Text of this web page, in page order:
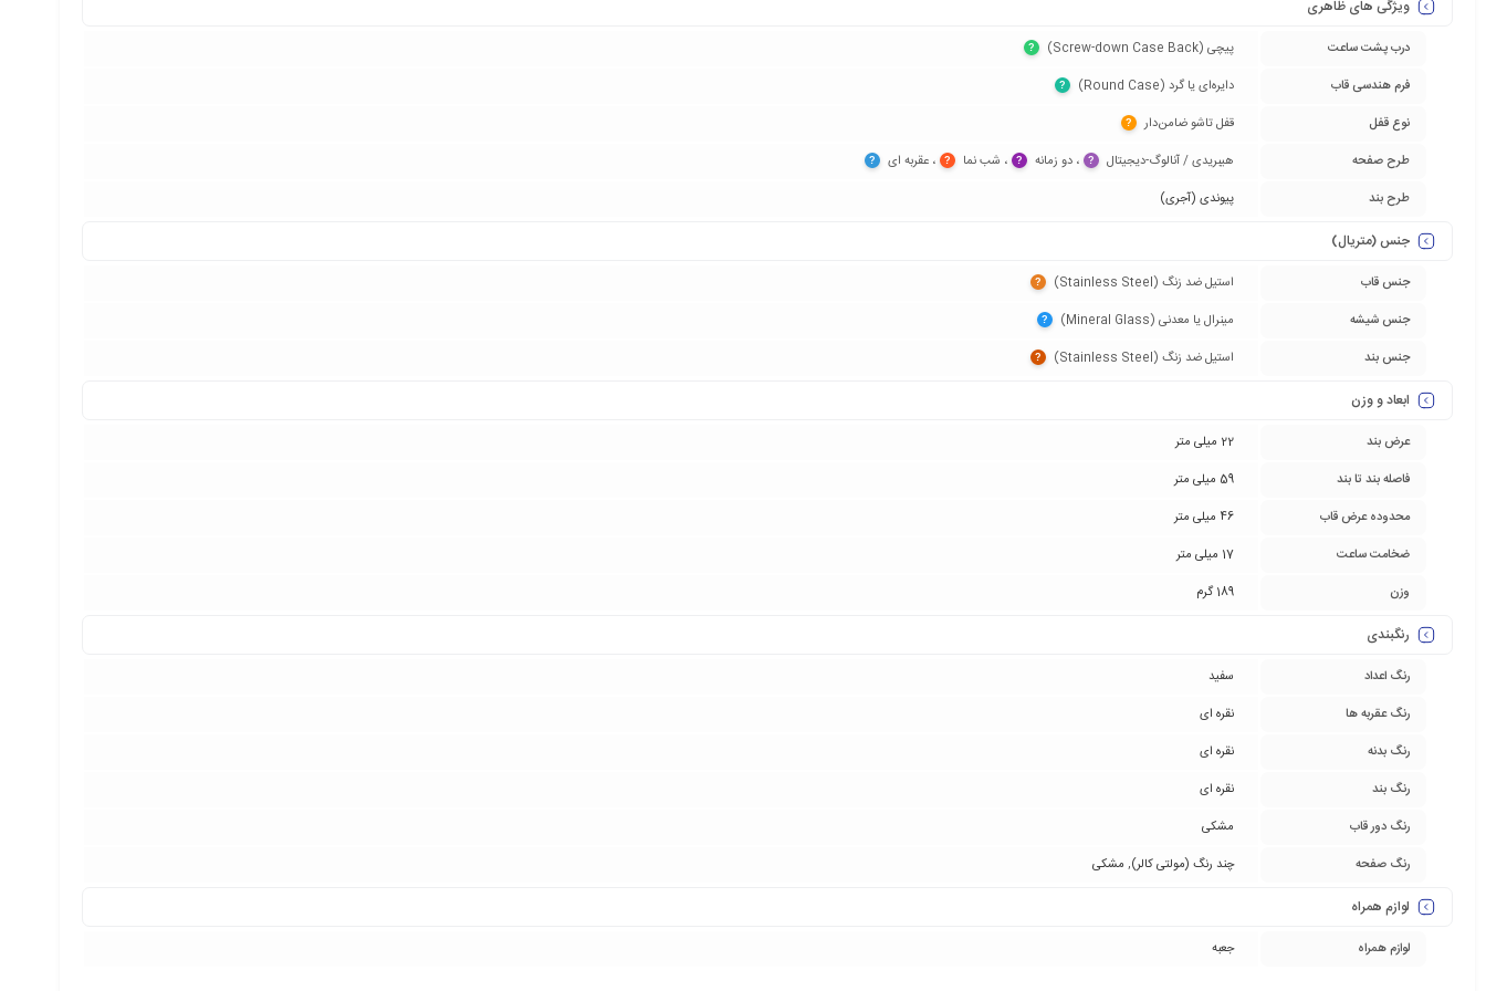
ویژگی های ظاهری
درب پشت ساعت پیچی (Screw-down Case Back)‏ ?
فرم هندسی قاب دایره‌ای یا گرد (Round Case)‏ ?
نوع قفل قفل تاشو ضامن‌دار‏ ?
طرح صفحه هیبریدی / آنالوگ-دیجیتال‏ ? ‏، دو زمانه‏ ? ‏، شب نما‏ ? ‏، عقربه ای‏ ?
طرح بند پیوندی (آجری)
جنس (متریال)
جنس قاب استیل ضد زنگ (Stainless Steel)‏ ?
جنس شیشه مینرال یا معدنی (Mineral Glass)‏ ?
جنس بند استیل ضد زنگ (Stainless Steel)‏ ?
ابعاد و وزن
عرض بند
22 میلی متر
فاصله بند تا بند
59 میلی متر
محدوده عرض قاب
46 میلی متر
ضخامت ساعت
17 میلی متر
وزن
189 گرم
رنگبندی
رنگ اعداد
سفید
رنگ عقربه ها
نقره ای
رنگ بدنه
نقره ای
رنگ بند
نقره ای
رنگ دور قاب
مشکی
رنگ صفحه
چند رنگ (مولتی کالر), مشکی
لوازم همراه
لوازم همراه جعبه